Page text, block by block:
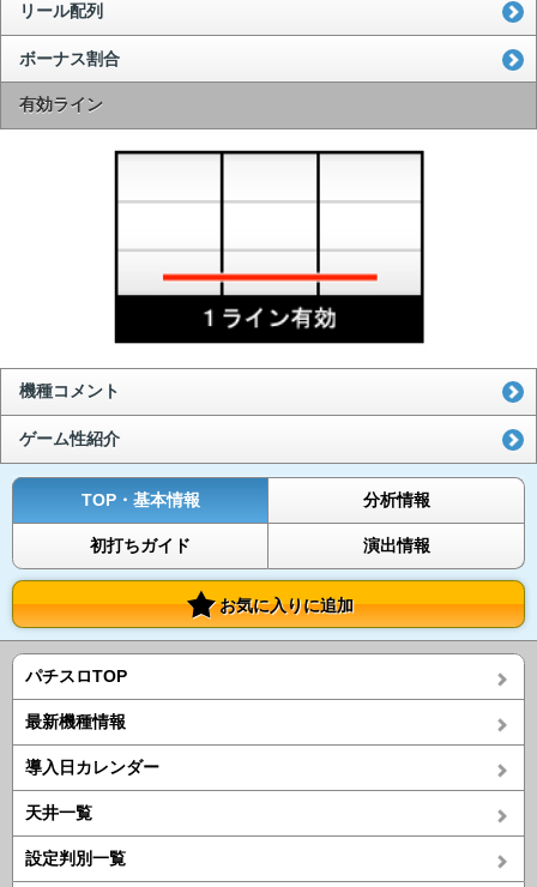
リール配列
ボーナス割合
有効ライン
機種コメント
ゲーム性紹介
TOP・基本情報 分析情報
初打ちガイド 演出情報
お気に入りに追加
パチスロTOP
最新機種情報
導入日カレンダー
天井一覧
設定判別一覧